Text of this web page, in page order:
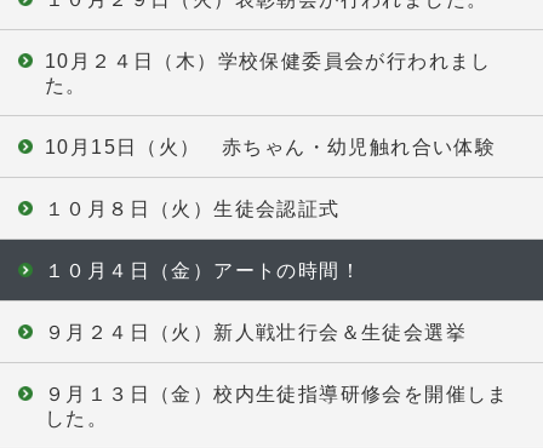
10月２４日（木）学校保健委員会が行われまし
た。
10月15日（火） 赤ちゃん・幼児触れ合い体験
１０月８日（火）生徒会認証式
１０月４日（金）アートの時間！
９月２４日（火）新人戦壮行会＆生徒会選挙
９月１３日（金）校内生徒指導研修会を開催しま
した。